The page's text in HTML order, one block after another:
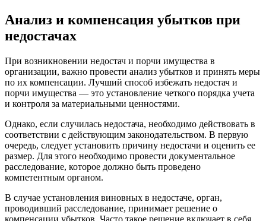
Анализ и компенсация убытков при
недостачах
При возникновении недостач и порчи имущества в
организации, важно провести анализ убытков и принять меры
по их компенсации. Лучший способ избежать недостач и
порчи имущества — это установление четкого порядка учета
и контроля за материальными ценностями.
Однако, если случилась недостача, необходимо действовать в
соответствии с действующим законодательством. В первую
очередь, следует установить причину недостачи и оценить ее
размер. Для этого необходимо провести документальное
расследование, которое должно быть проведено
компетентным органом.
В случае установления виновных в недостаче, орган,
проводивший расследование, принимает решение о
компенсации убытков. Часто такое решение включает в себя